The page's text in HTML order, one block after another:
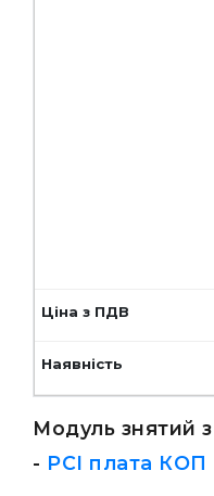
Модуль знятий
- PCI плата КОП